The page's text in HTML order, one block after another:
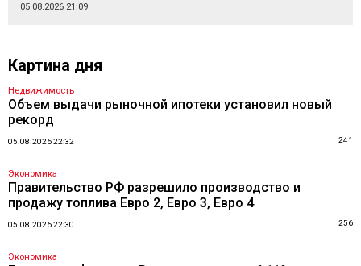
05.08.2026 21:09
Картина дня
Недвижимость
Объем выдачи рыночной ипотеки установил новый
рекорд
05.08.2026 22:32 241
Экономика
Правительство РФ разрешило производство и
продажу топлива Евро 2, Евро 3, Евро 4
05.08.2026 22:30 256
Экономика